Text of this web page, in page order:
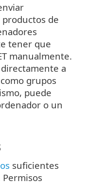
de
tener que
manualmente.
a
grupos
puede
o un
suficientes